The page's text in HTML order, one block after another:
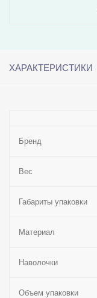
ХАРАКТЕРИСТИКИ
Бренд
Вес
Габариты упаковки
Материал
Наволочки
Объем упаковки